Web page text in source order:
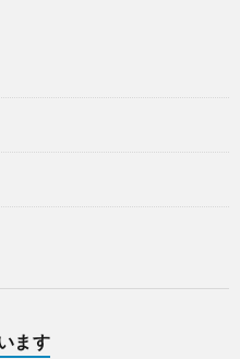
ます